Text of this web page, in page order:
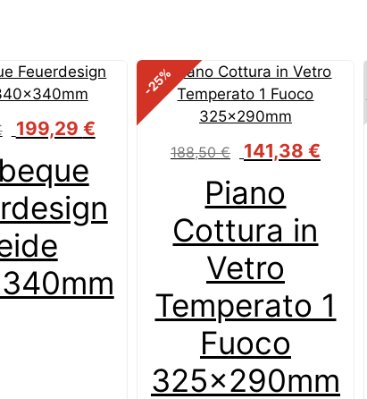
Il
originale
era:
273,00 €.
199,29 €Il
199,29 €.
-25
%
Piano
Cottura in
Vetro
Temperato 1
Fuoco
325x290mm
188,50€
Il
originale
era:
188,50 €.
141,38 €Il